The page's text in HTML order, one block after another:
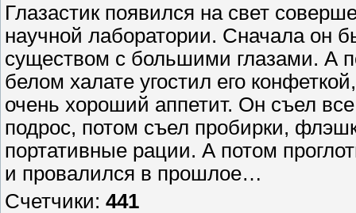
Глазастик появился на свет
научной лаборатории. Сначала он
существом с большими глазами. А
белом халате угостил его
очень хороший аппетит. Он съел
подрос, потом съел пробирки,
портативные рации. А потом
и провалился в прошлое…
Счетчики: 441